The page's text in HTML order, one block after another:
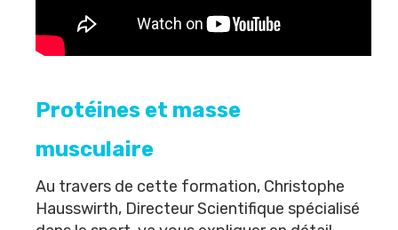
Protéines et masse
musculaire
Au travers de cette formation, Christophe
Hausswirth, Directeur Scientifique spécialisé